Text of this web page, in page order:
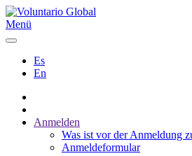
Menü
Es
En
Anmelden
Was ist vor der Anmeldung
Anmeldeformular